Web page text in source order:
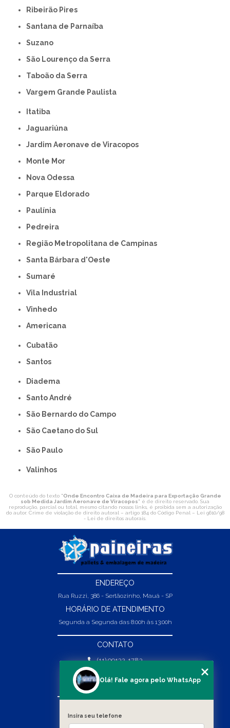
Ribeirão Pires
Santana de Parnaíba
Suzano
São Lourenço da Serra
Taboão da Serra
Vargem Grande Paulista
Itatiba
Jaguariúna
Jardim Aeronave de Viracopos
Monte Mor
Nova Odessa
Parque Eldorado
Paulínia
Pedreira
Região Metropolitana de Campinas
Santa Bárbara d'Oeste
Sumaré
Vila Industrial
Vinhedo
americana
Cubatão
Santos
Diadema
Santo André
São Bernardo do Campo
São Caetano do Sul
São Paulo
Valinhos
O conteúdo do texto "Onde Encontro Caixa de Madeira para Exportação Grande
sob Medida Jardim Aeronave de Viracopos" é de direito reservado. Sua
reprodução, parcial ou total, mesmo citando nossos links, é proibida sem a autorização
do autor. Crime de violação de direito autoral – artigo 184 do Código Penal – Lei 9610/98
- Lei de direitos autorais.
ENDEREÇO
Rua Ruzzi, 386 - Sertãozinho, Mauá - SP
HORÁRIO DE ATENDIMENTO
Segunda a Segunda das 8:00h às 13:00h
CONTATO
(11) 99132-1783
(11) 99132-1783
vendas@abpaineiras.com.br
Olá! Fale agora pelo WhatsApp
Insira seu telefone